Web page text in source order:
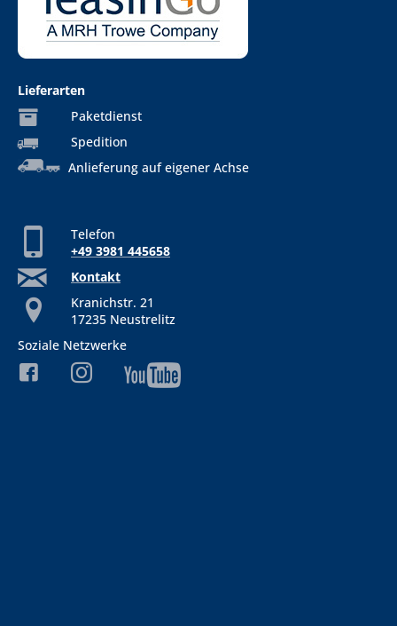
Lieferarten
Paketdienst
Spedition
Anlieferung auf eigener Achse
Telefon
+49 3981 445658
Kontakt
Kranichstr. 21
17235 Neustrelitz
Soziale Netzwerke